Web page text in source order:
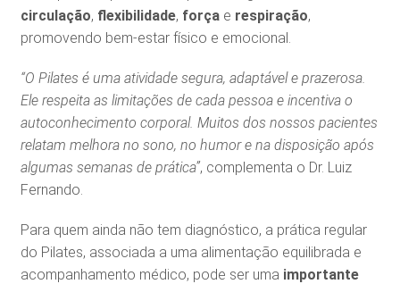
circulação, flexibilidade, forçae respiração,
promovendo bem-estar físico e emocional.
“O Pilates é uma atividade segura, adaptável e prazerosa.
Ele respeita as limitações de cada pessoa e incentiva o
autoconhecimento corporal. Muitos dos nossos pacientes
relatam melhora no sono, no humor e na disposição após
algumas semanas de prática”, complementa o Dr. Luiz
Fernando.
Para quem ainda não tem diagnóstico, a prática regular
do Pilates, associada a uma alimentação equilibrada e
acompanhamento médico, pode ser uma importante